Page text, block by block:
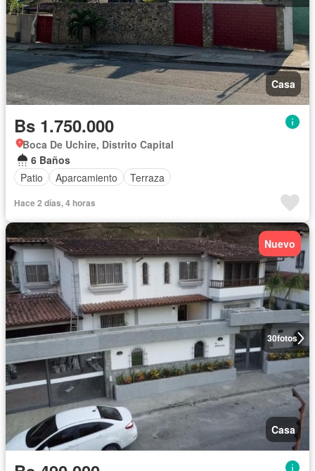
Casa
Bs 1.750.000
Boca De Uchire, Distrito Capital
6 Baños
Patio
Aparcamiento Terraza
Hace 2 días, 4 horas
30fotos
Nuevo
Casa